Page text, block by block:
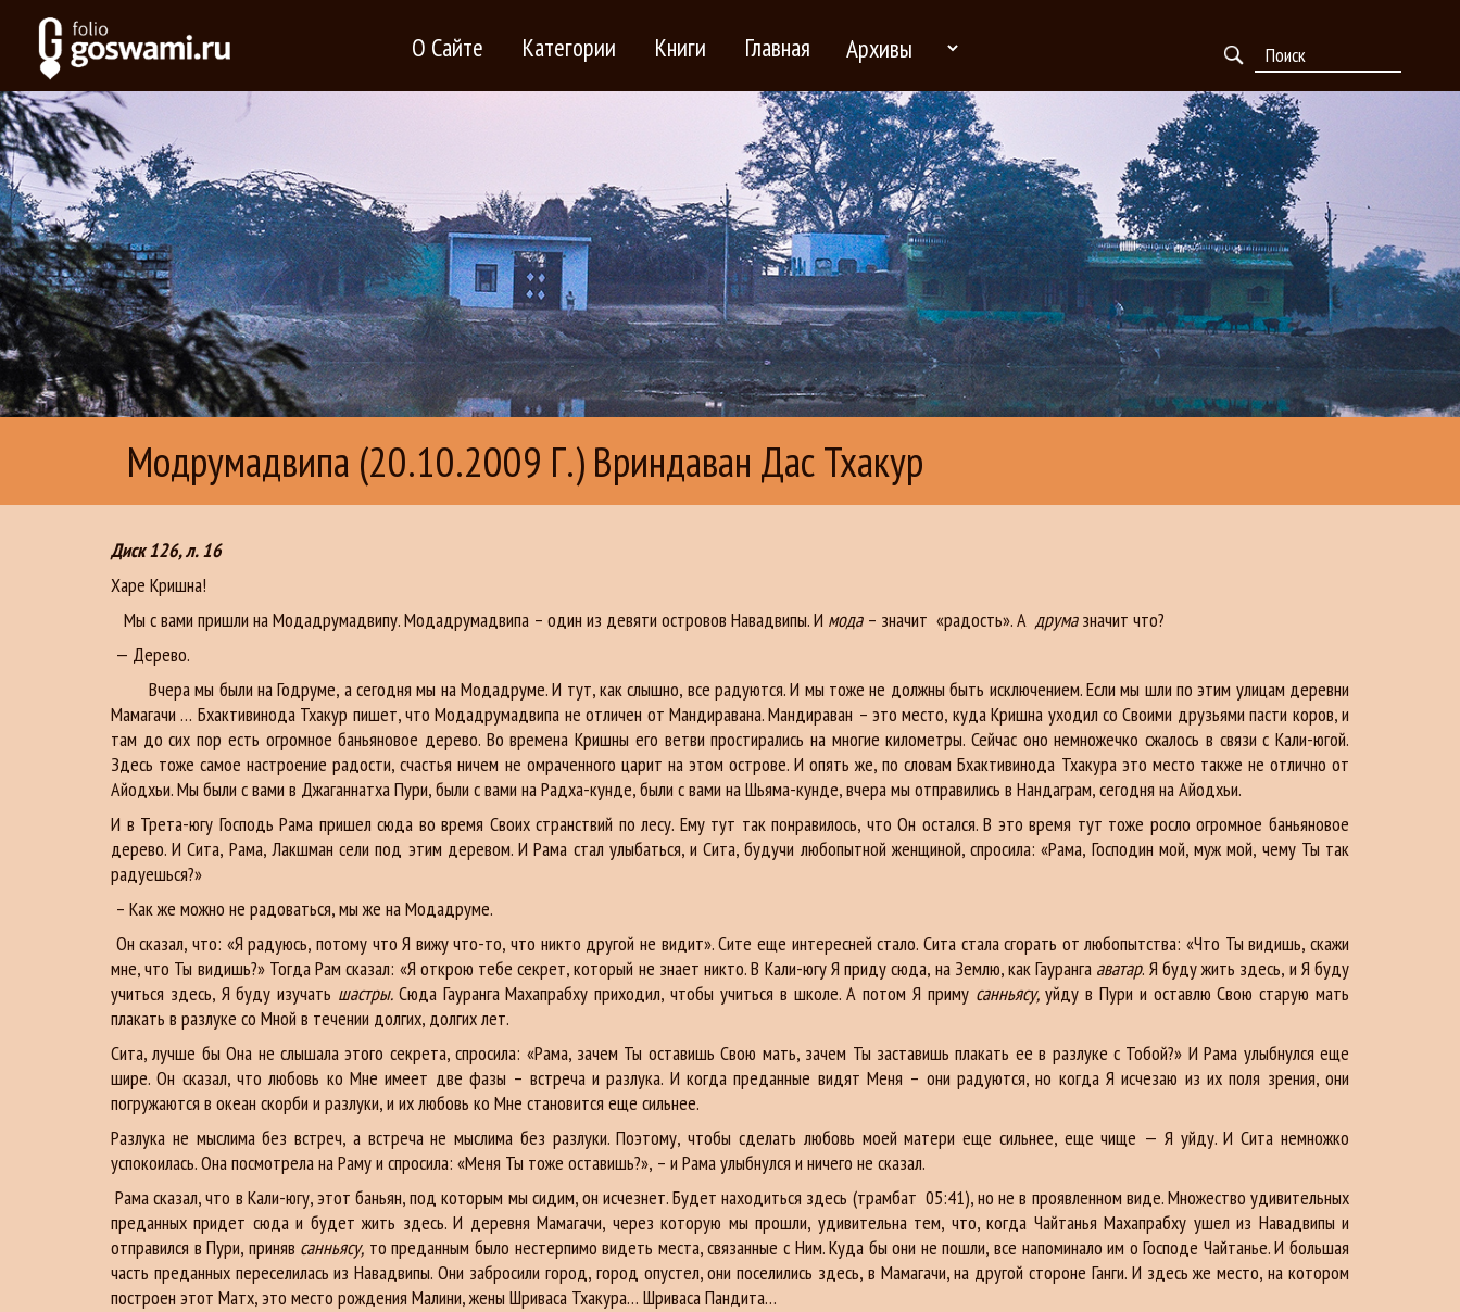
О Сайте Категории Книги Главная
Модрумадвипа (20.10.2009 Г.) Вриндаван Дас Тхакур
Диск 126, л. 16
Харе Кришна!
Мы с вами пришли на Модадрумадвипу. Модадрумадвипа – один из девяти островов Навадвипы. И мода– значит «радость». А друмазначит что?
— Дерево.
Вчера мы были на Годруме, а сегодня мы на Модадруме. И тут, как слышно, все радуются. И мы тоже не должны быть исключением. Если мы шли по этим улицам деревни
Мамагачи … Бхактивинода Тхакур пишет, что Модадрумадвипа не отличен от Мандиравана. Мандираван – это место, куда Кришна уходил со Своими друзьями пасти коров, и
там до сих пор есть огромное баньяновое дерево. Во времена Кришны его ветви простирались на многие километры. Сейчас оно немножечко сжалось в связи с Кали-югой.
Здесь тоже самое настроение радости, счастья ничем не омраченного царит на этом острове. И опять же, по словам Бхактивинода Тхакура это место также не отлично от
Айодхьи. Мы были с вами в Джаганнатха Пури, были с вами на Радха-кунде, были с вами на Шьяма-кунде, вчера мы отправились в Нандаграм, сегодня на Айодхьи.
И в Трета-югу Господь Рама пришел сюда во время Своих странствий по лесу. Ему тут так понравилось, что Он остался. В это время тут тоже росло огромное баньяновое
дерево. И Сита, Рама, Лакшман сели под этим деревом. И Рама стал улыбаться, и Сита, будучи любопытной женщиной, спросила: «Рама, Господин мой, муж мой, чему Ты так
радуешься?»
– Как же можно не радоваться, мы же на Модадруме.
Он сказал, что: «Я радуюсь, потому что Я вижу что-то, что никто другой не видит». Сите еще интересней стало. Сита стала сгорать от любопытства: «Что Ты видишь, скажи
мне, что Ты видишь?» Тогда Рам сказал: «Я открою тебе секрет, который не знает никто. В Кали-югу Я приду сюда, на Землю, как Гауранга аватар. Я буду жить здесь, и Я буду
учиться здесь, Я буду изучать шастры. Сюда Гауранга Махапрабху приходил, чтобы учиться в школе. А потом Я приму санньясу,уйду в Пури и оставлю Свою старую мать
плакать в разлуке со Мной в течении долгих, долгих лет.
Сита, лучше бы Она не слышала этого секрета, спросила: «Рама, зачем Ты оставишь Свою мать, зачем Ты заставишь плакать ее в разлуке с Тобой?» И Рама улыбнулся еще
шире. Он сказал, что любовь ко Мне имеет две фазы – встреча и разлука. И когда преданные видят Меня – они радуются, но когда Я исчезаю из их поля зрения, они
погружаются в океан скорби и разлуки, и их любовь ко Мне становится еще сильнее.
Разлука не мыслима без встреч, а встреча не мыслима без разлуки. Поэтому, чтобы сделать любовь моей матери еще сильнее, еще чище — Я уйду. И Сита немножко
успокоилась. Она посмотрела на Раму и спросила: «Меня Ты тоже оставишь?», – и Рама улыбнулся и ничего не сказал.
Рама сказал, что в Кали-югу, этот баньян, под которым мы сидим, он исчезнет. Будет находиться здесь (трамбат 05:41), но не в проявленном виде. Множество удивительных
преданных придет сюда и будет жить здесь. И деревня Мамагачи, через которую мы прошли, удивительна тем, что, когда Чайтанья Махапрабху ушел из Навадвипы и
отправился в Пури, приняв санньясу, то преданным было нестерпимо видеть места, связанные с Ним. Куда бы они не пошли, все напоминало им о Господе Чайтанье. И большая
часть преданных переселилась из Навадвипы. Они забросили город, город опустел, они поселились здесь, в Мамагачи, на другой стороне Ганги. И здесь же место, на котором
построен этот Матх, это место рождения Малини, жены Шриваса Тхакура… Шриваса Пандита…